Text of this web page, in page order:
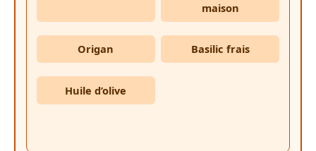
maison
Origan Basilic frais
Huile d’olive